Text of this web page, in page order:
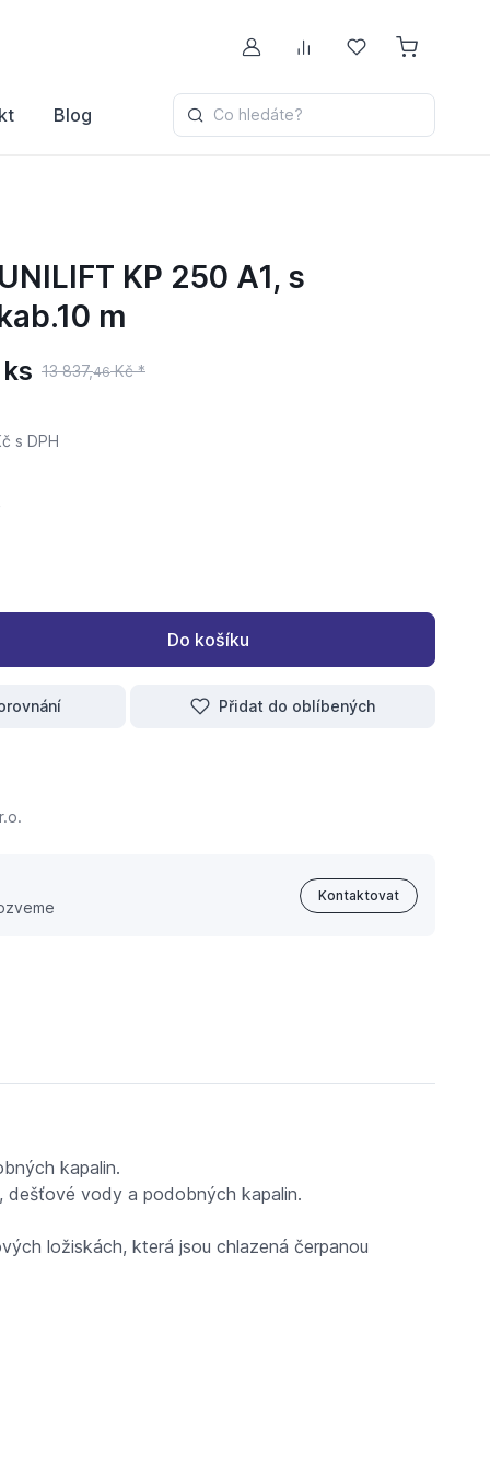
Můj účetPorovnávání
Oblíbené
Blog Co hledáte?
KP 250 A1, s
m
13 837,46Kč *
s DPH
Do košíku
Přidat do oblíbených
Kontaktovat
kapalin.
dešťové vody a podobných kapalin.
ložiskách, která jsou chlazená čerpanou